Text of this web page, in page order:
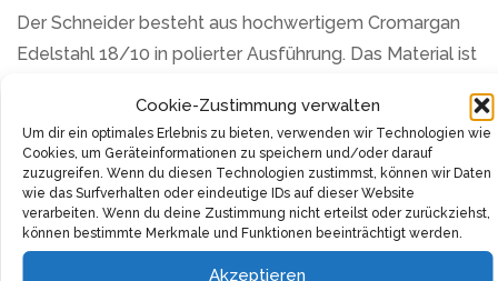
Cookie-Zustimmung verwalten
Um dir ein optimales Erlebnis zu bieten, verwenden wir Technologien wie
Cookies, um Geräteinformationen zu speichern und/oder darauf
zuzugreifen. Wenn du diesen Technologien zustimmst, können wir Daten
wie das Surfverhalten oder eindeutige IDs auf dieser Website
verarbeiten. Wenn du deine Zustimmung nicht erteilst oder zurückziehst,
können bestimmte Merkmale und Funktionen beeinträchtigt werden.
Akzeptieren
Der Schneider besteht aus hochwertigem Cromargan
Edelstahl 18/10 in polierter Ausführung. Das Material ist
höchste Hygienestandards. Der transparente Behälter
aus Acrylglas ermöglicht die Kontrolle der Füllmenge.
Die Edelstahlklingen mit geätzten, scharfen Zähnen
schneiden präzise statt zu zerdrücken. Für ölhaltige
Kräuter wie Knoblauch empfiehlt sich vorheriges